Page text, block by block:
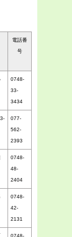
電話番
号
0748-
33-
3434
077-
562-
2393
0748-
48-
2404
0748-
42-
2131
0748-